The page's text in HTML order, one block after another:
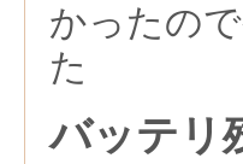
かったの
た
バッテリ